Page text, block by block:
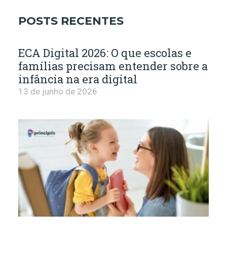
POSTS RECENTES
ECA Digital 2026: O que escolas e
famílias precisam entender sobre a
infância na era digital
13 de junho de 2026